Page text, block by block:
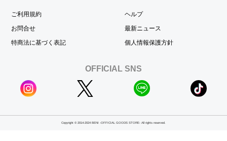
ご利用規約
ヘルプ
お問合せ
最新ニュース
特商法に基づく表記
個人情報保護方針
OFFICIAL SNS
Copyright © 2014-2024 BENI -OFFICIAL GOODS STORE- All rights reserved.